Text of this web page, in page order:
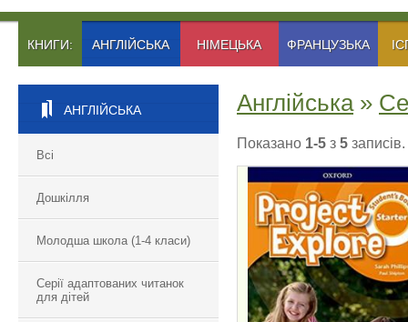
КНИГИ: АНГЛІЙСЬКА НІМЕЦЬКА ФРАНЦУЗЬКА
АНГЛІЙСЬКА
Всі
Дошкілля
Молодша школа (1-4 класи)
Серії адаптованих читанок
для дітей
Англійська»
Показано 1-5 з 5 записів.
PROJECT
STARTER